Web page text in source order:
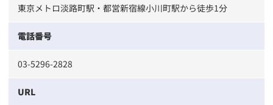
東京メトロ淡路町駅・都営新宿線小川町駅から徒歩1分
電話番号
03-5296-2828
URL